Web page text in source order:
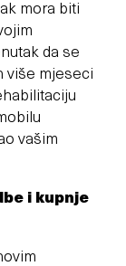
mora biti
da se
više mjeseci
vašim
i kupnje